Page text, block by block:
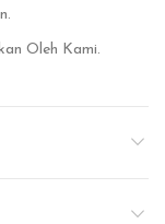
Oleh Kami.